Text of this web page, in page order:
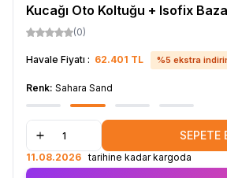
Kucağı Oto Koltuğu + Isofix
(0)
Havale Fiyatı : 62.401 TL %5 ekstra
Renk: Sahara Sand
SEPETE
11.08.2026 tarihine kadar kargoda